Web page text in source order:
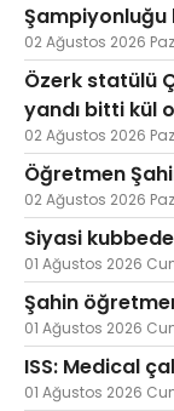
Şampiyonluğu
02 Ağustos 2026
Özerk statülü
yandı bitti kül
02 Ağustos 2026
Öğretmen
02 Ağustos 2026
Siyasi
01 Ağustos 2026
Şahin
01 Ağustos 2026
ISS: Medical
01 Ağustos 2026